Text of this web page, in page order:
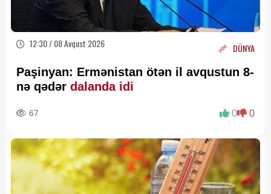
12:30 / 08 Avqust 2026 DÜNYA
Paşinyan: Ermənistan ötən il avqustun 8-
nə qədər dalanda idi
67 0 0